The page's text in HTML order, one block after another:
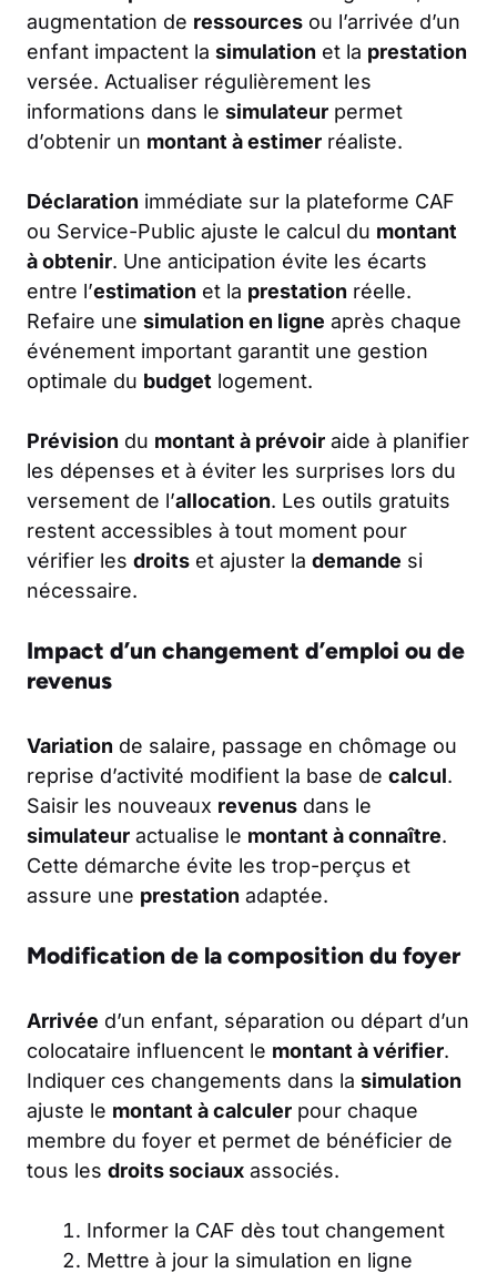
augmentation de ressources ou l’arrivée d’un
enfant impactent la simulation et la prestation
versée. Actualiser régulièrement les
informations dans le simulateur permet
d’obtenir un montant à estimer réaliste.
Déclaration immédiate sur la plateforme CAF
ou Service-Public ajuste le calcul du montant
à obtenir. Une anticipation évite les écarts
entre l’estimation et la prestation réelle.
Refaire une simulation en ligne après chaque
événement important garantit une gestion
optimale du budget logement.
Prévision du montant à prévoir aide à planifier
les dépenses et à éviter les surprises lors du
versement de l’allocation. Les outils gratuits
restent accessibles à tout moment pour
vérifier les droits et ajuster la demande si
nécessaire.
Impact d’un changement d’emploi ou de
revenus
Variation de salaire, passage en chômage ou
reprise d’activité modifient la base de calcul.
Saisir les nouveaux revenus dans le
simulateur actualise le montant à connaître.
Cette démarche évite les trop-perçus et
assure une prestation adaptée.
Modification de la composition du foyer
Arrivée d’un enfant, séparation ou départ d’un
colocataire influencent le montant à vérifier.
Indiquer ces changements dans la simulation
ajuste le montant à calculer pour chaque
membre du foyer et permet de bénéficier de
tous les droits sociaux associés.
Informer la CAF dès tout changement
Mettre à jour la simulation en ligne